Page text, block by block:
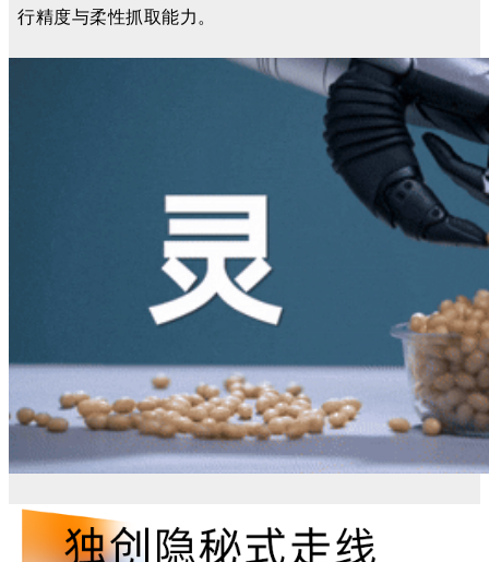
行精度与柔性抓取能力。